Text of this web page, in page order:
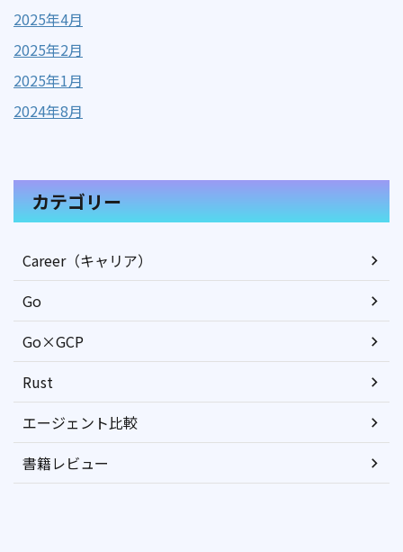
2025年4月
2025年2月
2025年1月
2024年8月
カテゴリー
Career（キャリア）
Go
Go×GCP
Rust
エージェント比較
書籍レビュー